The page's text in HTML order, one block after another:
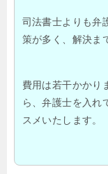
司法書士よりも弁
策が多く、解決ま
費用は若干かかり
ら、弁護士を入れ
スメいたします。